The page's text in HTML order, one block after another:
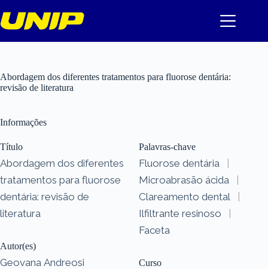
para
o
Abordagem dos diferentes tratamentos para fluorose dentária:
revisão de literatura
Informações
Título
Abordagem dos diferentes
tratamentos para fluorose
dentária: revisão de
literatura
Autor(es)
Geovana Andreosi
Palavras-chave
Fluorose dentária
|
Microabrasão ácida
|
Clareamento dental
|
Ilfiltrante resinoso
|
Faceta
Curso